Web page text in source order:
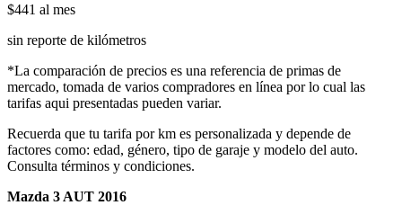
$441 al mes
sin reporte de kilómetros
*La comparación de precios es una referencia de primas de
mercado, tomada de varios compradores en línea por lo cual las
tarifas aqui presentadas pueden variar.
Recuerda que tu tarifa por km es personalizada y depende de
factores como: edad, género, tipo de garaje y modelo del auto.
Consulta términos y condiciones.
Mazda 3 AUT 2016